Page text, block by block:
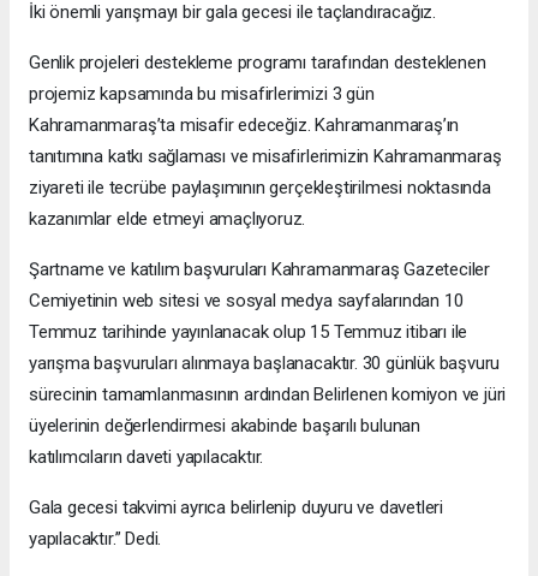
İki önemli yarışmayı bir gala gecesi ile taçlandıracağız.
Genlik projeleri destekleme programı tarafından desteklenen
projemiz kapsamında bu misafirlerimizi 3 gün
Kahramanmaraş’ta misafir edeceğiz. Kahramanmaraş’ın
tanıtımına katkı sağlaması ve misafirlerimizin Kahramanmaraş
ziyareti ile tecrübe paylaşımının gerçekleştirilmesi noktasında
kazanımlar elde etmeyi amaçlıyoruz.
Şartname ve katılım başvuruları Kahramanmaraş Gazeteciler
Cemiyetinin web sitesi ve sosyal medya sayfalarından 10
Temmuz tarihinde yayınlanacak olup 15 Temmuz itibarı ile
yarışma başvuruları alınmaya başlanacaktır. 30 günlük başvuru
sürecinin tamamlanmasının ardından Belirlenen komiyon ve jüri
üyelerinin değerlendirmesi akabinde başarılı bulunan
katılımcıların daveti yapılacaktır.
Gala gecesi takvimi ayrıca belirlenip duyuru ve davetleri
yapılacaktır.” Dedi.